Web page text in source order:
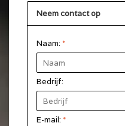
Neem contact op
Naam: *
Bedrijf:
E-mail: *